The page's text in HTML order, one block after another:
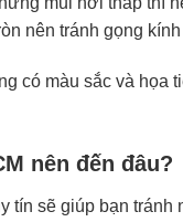
nên tránh gọng
có màu sắc và
nên đến đâu?
tín sẽ giúp bạn